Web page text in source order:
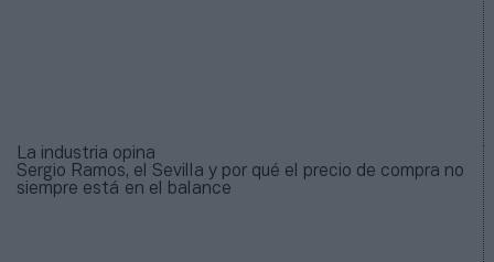
La industria opina
Sergio Ramos, el Sevilla y por qué el precio de compra no
siempre está en el balance